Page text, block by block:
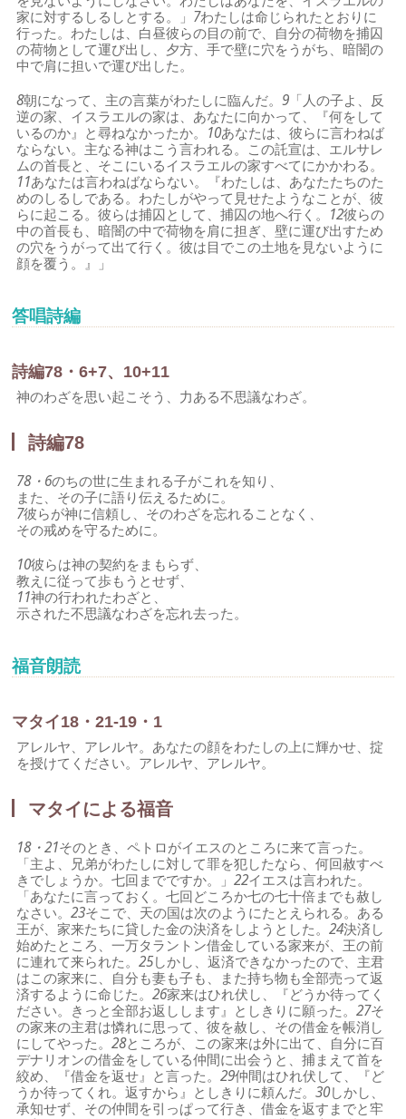
家に対するしるしとする。」 7わたしは命じられたとおりに
行った。わたしは、白昼彼らの目の前で、自分の荷物を捕囚
の荷物として運び出し、夕方、手で壁に穴をうがち、暗闇の
中で肩に担いで運び出した。
8朝になって、主の言葉がわたしに臨んだ。9 「人の子よ、反
逆の家、イスラエルの家は、あなたに向かって、『何をして
いるのか』と尋ねなかったか。 10あなたは、彼らに言わねば
ならない。主なる神はこう言われる。この託宣は、エルサレ
ムの首長と、そこにいるイスラエルの家すべてにかかわる。
11あなたは言わねばならない。『わたしは、あなたたちのた
めのしるしである。わたしがやって見せたようなことが、彼
らに起こる。彼らは捕囚として、捕囚の地へ行く。 12彼らの
中の首長も、暗闇の中で荷物を肩に担ぎ、壁に運び出すため
の穴をうがって出て行く。彼は目でこの土地を見ないように
顔を覆う。』」
答唱詩編
詩編78・6+7、10+11
神のわざを思い起こそう、力ある不思議なわざ。
詩編78
78・6のちの世に生まれる子がこれを知り、
また、その子に語り伝えるために。
7彼らが神に信頼し、そのわざを忘れることなく、
その戒めを守るために。
10彼らは神の契約をまもらず、
教えに従って歩もうとせず、
11神の行われたわざと、
示された不思議なわざを忘れ去った。
福音朗読
マタイ18・21-19・1
アレルヤ、アレルヤ。あなたの顔をわたしの上に輝かせ、掟
を授けてください。アレルヤ、アレルヤ。
マタイによる福音
18・21そのとき、ペトロがイエスのところに来て言った。
「主よ、兄弟がわたしに対して罪を犯したなら、何回赦すべ
きでしょうか。七回までですか。」22イエスは言われた。
「あなたに言っておく。七回どころか七の七十倍までも赦し
なさい。23そこで、天の国は次のようにたとえられる。ある
王が、家来たちに貸した金の決済をしようとした。24決済し
始めたところ、一万タラントン借金している家来が、王の前
に連れて来られた。25しかし、返済できなかったので、主君
はこの家来に、自分も妻も子も、また持ち物も全部売って返
済するように命じた。26家来はひれ伏し、『どうか待ってく
ださい。きっと全部お返しします』としきりに願った。27そ
の家来の主君は憐れに思って、彼を赦し、その借金を帳消し
にしてやった。28ところが、この家来は外に出て、自分に百
デナリオンの借金をしている仲間に出会うと、捕まえて首を
絞め、『借金を返せ』と言った。29仲間はひれ伏して、『ど
うか待ってくれ。返すから』としきりに頼んだ。30しかし、
承知せず、その仲間を引っぱって行き、借金を返すまでと牢